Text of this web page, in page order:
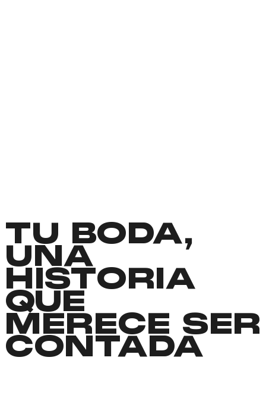
TU BODA,
UNA
HISTORIA
QUE
MERECE SER
CONTADA